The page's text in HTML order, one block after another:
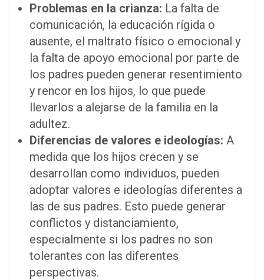
Problemas en la crianza: La falta de
comunicación, la educación rígida o
ausente, el maltrato físico o emocional y
la falta de apoyo emocional por parte de
los padres pueden generar resentimiento
y rencor en los hijos, lo que puede
llevarlos a alejarse de la familia en la
adultez.
Diferencias de valores e ideologías: A
medida que los hijos crecen y se
desarrollan como individuos, pueden
adoptar valores e ideologías diferentes a
las de sus padres. Esto puede generar
conflictos y distanciamiento,
especialmente si los padres no son
tolerantes con las diferentes
perspectivas.